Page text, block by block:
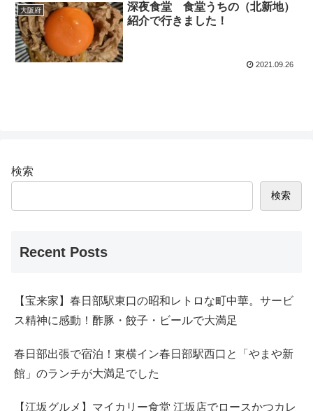
大阪府
深夜食堂 食堂うちの（北新地）
紹介で行きました！
2021.09.26
検索
検索
Recent Posts
【宝来家】春日部駅東口の昭和レトロな町中華。サービ
ス精神に感動！酢豚・餃子・ビールで大満足
春日部出張で宿泊！東横イン春日部駅西口と「やまや新
館」のランチが大満足でした
【江坂グルメ】マイカリー食堂 江坂店でロースかつカレ